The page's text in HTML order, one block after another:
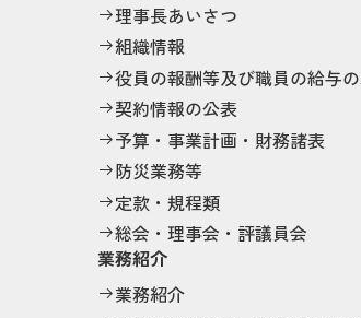
理事長あいさつ
組織情報
役員の報酬等及び職員の給与
契約情報の公表
予算・事業計画・財務諸表
防災業務等
定款・規程類
総会・理事会・評議員会
業務紹介
業務紹介